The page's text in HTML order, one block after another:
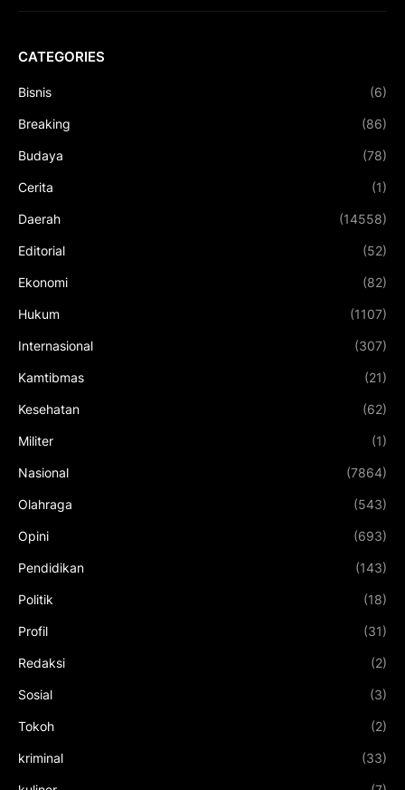
CATEGORIES
Bisnis (6)
Breaking (86)
Budaya (78)
Cerita (1)
Daerah (14558)
Editorial (52)
Ekonomi (82)
Hukum (1107)
Internasional (307)
Kamtibmas (21)
Kesehatan (62)
Militer (1)
Nasional (7864)
Olahraga (543)
Opini (693)
Pendidikan (143)
Politik (18)
Profil (31)
Redaksi (2)
Sosial (3)
Tokoh (2)
kriminal (33)